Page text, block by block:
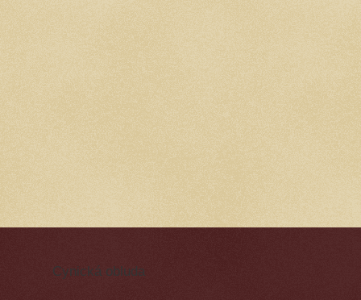
Cynická obluda